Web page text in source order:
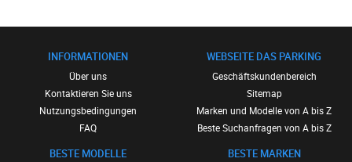
INFORMATIONEN
Über uns
Kontaktieren Sie uns
Nutzungsbedingungen
FAQ
BESTE MODELLE
WEBSEITE DAS PARKING
Geschäftskundenbereich
Sitemap
Marken und Modelle von A bis Z
Beste Suchanfragen von A bis Z
BESTE MARKEN